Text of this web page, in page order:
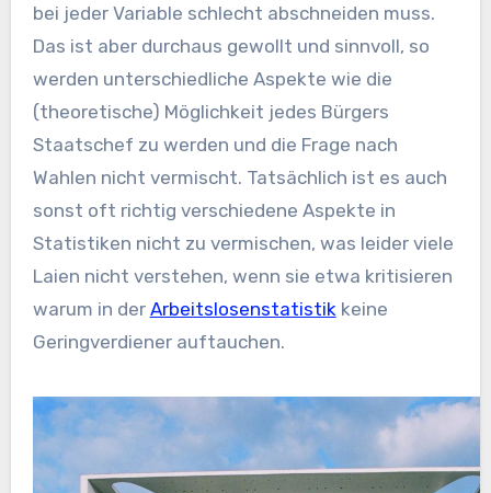
bei jeder Variable schlecht abschneiden muss.
Das ist aber durchaus gewollt und sinnvoll, so
werden unterschiedliche Aspekte wie die
(theoretische) Möglichkeit jedes Bürgers
Staatschef zu werden und die Frage nach
Wahlen nicht vermischt. Tatsächlich ist es auch
sonst oft richtig verschiedene Aspekte in
Statistiken nicht zu vermischen, was leider viele
Laien nicht verstehen, wenn sie etwa kritisieren
warum in der Arbeitslosenstatistik keine
Geringverdiener auftauchen.